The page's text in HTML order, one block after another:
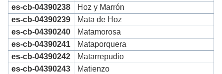
es-cb-04390238
Hoz y Marrón
es-cb-04390239
Mata de Hoz
es-cb-04390240
Matamorosa
es-cb-04390241
Mataporquera
es-cb-04390242
Matarrepudio
es-cb-04390243
Matienzo